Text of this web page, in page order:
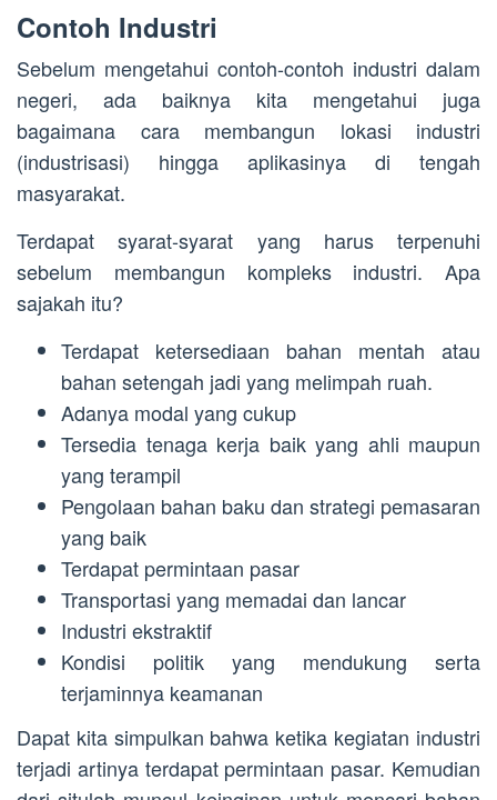
Contoh Industri
Sebelum mengetahui contoh-contoh industri dalam
negeri, ada baiknya kita mengetahui juga
bagaimana cara membangun lokasi industri
(industrisasi) hingga aplikasinya di tengah
masyarakat.
Terdapat syarat-syarat yang harus terpenuhi
sebelum membangun kompleks industri. Apa
sajakah itu?
Terdapat ketersediaan bahan mentah atau
bahan setengah jadi yang melimpah ruah.
Adanya modal yang cukup
Tersedia tenaga kerja baik yang ahli maupun
yang terampil
Pengolaan bahan baku dan strategi pemasaran
yang baik
Terdapat permintaan pasar
Transportasi yang memadai dan lancar
Industri ekstraktif
Kondisi politik yang mendukung serta
terjaminnya keamanan
Dapat kita simpulkan bahwa ketika kegiatan industri
terjadi artinya terdapat permintaan pasar. Kemudian